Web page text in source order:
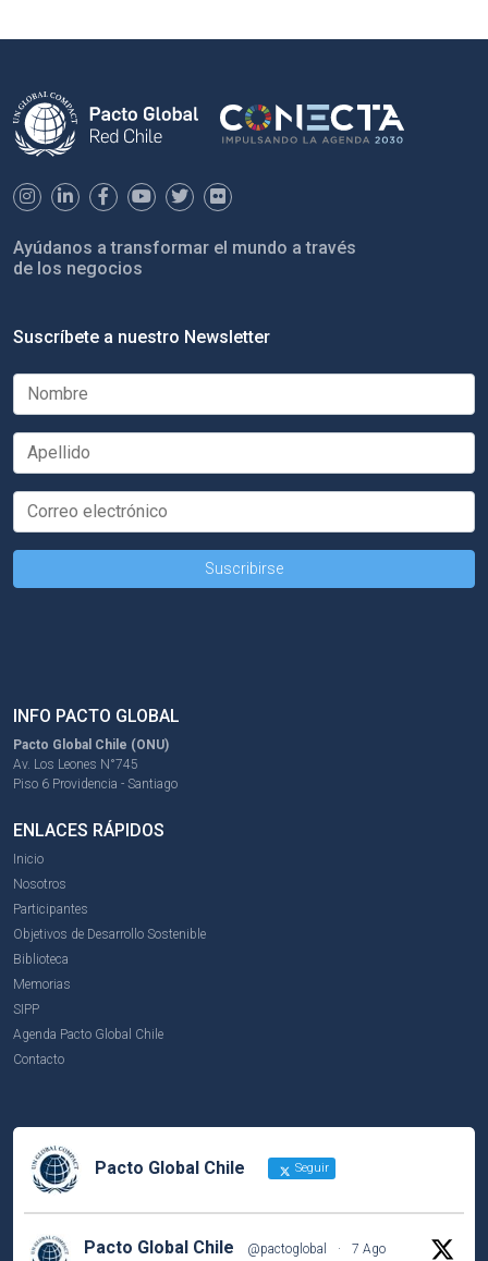
Ayúdanos a transformar el mundo a través
de los negocios
Suscríbete a nuestro Newsletter
INFO PACTO GLOBAL
Pacto Global Chile (ONU)
Av. Los Leones N°745
Piso 6 Providencia - Santiago
ENLACES RÁPIDOS
Inicio
Nosotros
Participantes
Objetivos de Desarrollo Sostenible
Biblioteca
Memorias
SIPP
Agenda Pacto Global Chile
Contacto
Pacto Global Chile Seguir
Pacto Global Chile @pactoglobal · 7 Ago